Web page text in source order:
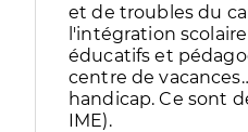
et de troubles du
l'intégration
éducatifs et
centre de
handicap. Ce sont
IME).